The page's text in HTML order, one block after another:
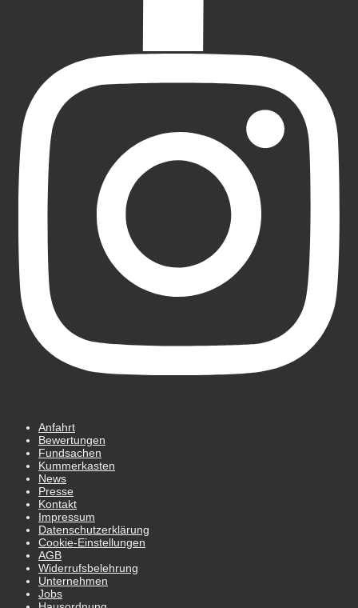
Anfahrt
Bewertungen
Fundsachen
Kummerkasten
News
Presse
Kontakt
Impressum
Datenschutz­erklärung
Cookie-Einstellungen
AGB
Widerrufsbelehrung
Unternehmen
Jobs